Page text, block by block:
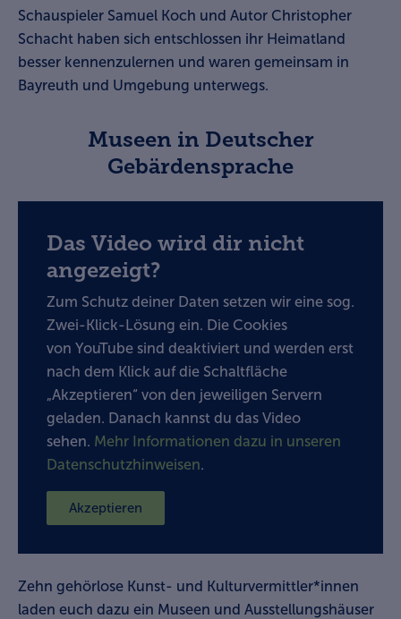
Schauspieler Samuel Koch und Autor Christopher
Schacht haben sich entschlossen ihr Heimatland
besser kennenzulernen und waren gemeinsam in
Bayreuth und Umgebung unterwegs.
Museen in Deutscher
Gebärdensprache
Das Video wird dir nicht
angezeigt?
Zum Schutz deiner Daten setzen wir eine sog.
Zwei-Klick-Lösung ein. Die Cookies
von YouTube sind deaktiviert und werden erst
nach dem Klick auf die Schaltfläche
„Akzeptieren“ von den jeweiligen Servern
geladen. Danach kannst du das Video
sehen. Mehr Informationen dazu in unseren
Datenschutzhinweisen.
Akzeptieren
Zehn gehörlose Kunst- und Kulturvermittler*innen
laden euch dazu ein Museen und Ausstellungshäuser